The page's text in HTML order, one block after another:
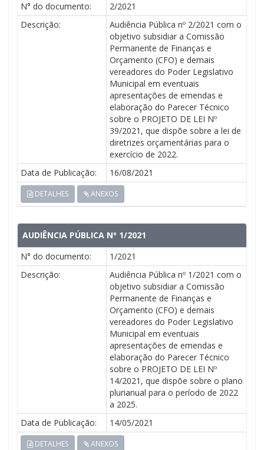
N° do documento:
2/2021
Descrição:
Audiência Pública nº 2/2021 com o
objetivo subsidiar a Comissão
Permanente de Finanças e
Orçamento (CFO) e demais
vereadores do Poder Legislativo
Municipal em eventuais
apresentações de emendas e
elaboração do Parecer Técnico
sobre o PROJETO DE LEI Nº
39/2021, que dispõe sobre a lei de
diretrizes orçamentárias para o
exercício de 2022.
Data de Publicação:
16/08/2021
DETALHES ANEXOS
AUDIÊNCIA PÚBLICA Nº 1/2021
N° do documento:
1/2021
Descrição:
Audiência Pública nº 1/2021 com o
objetivo subsidiar a Comissão
Permanente de Finanças e
Orçamento (CFO) e demais
vereadores do Poder Legislativo
Municipal em eventuais
apresentações de emendas e
elaboração do Parecer Técnico
sobre o PROJETO DE LEI Nº
14/2021, que dispõe sobre o plano
plurianual para o período de 2022
a 2025.
Data de Publicação:
14/05/2021
DETALHES ANEXOS